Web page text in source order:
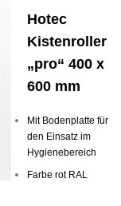
Hotec
Kistenroller
„pro“ 400 x
600 mm
Mit Bodenplatte für
den Einsatz im
Hygienebereich
Farbe rot RAL